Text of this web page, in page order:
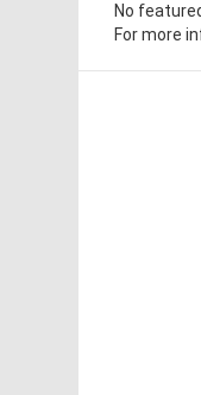
No
For more